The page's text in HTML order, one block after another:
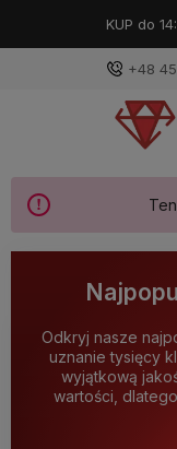
KUP do
+48
Odkryj nasze
uznanie tysięcy
wyjątkową
wartości,